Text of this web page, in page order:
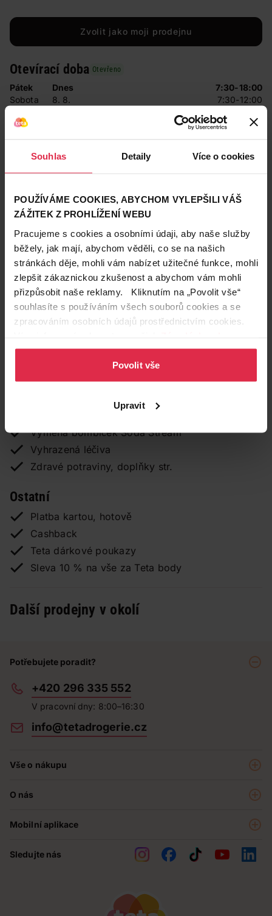
Souhlas Detaily Více o cookies
POUŽÍVÁME COOKIES, ABYCHOM VYLEPŠILI VÁŠ
ZÁŽITEK Z PROHLÍŽENÍ WEBU
Pracujeme s cookies a osobními údaji, aby naše služby
běžely, jak mají, abychom věděli, co se na našich
stránkách děje, mohli vám nabízet užitečné funkce, mohli
zlepšit zákaznickou zkušenost a abychom vám mohli
přizpůsobit naše reklamy. Kliknutím na „Povolit vše“
souhlasíte s používáním všech souborů cookies a se
zpracováním osobních údajů prostřednictvím cookies.
osobních údajů.
Povolit vše
Upravit
Zvolit jako moji prodejnu
Otevírací doba Otevřeno
Pátek Dnes
7:30-18:00
Sobota
8. 8.
7:30-12:00
Pondělí
7:30-18:00
Čtvrtek
13. 8.
7:30-18:00
Pátek
14. 8.
Neděle
16. 8. Zavřeno
Prodávající
Teta drogerie a lékárny ČR s.r.o.
Kontakty
734 176 084
2084@drogerieteta.cz
Služby na prodejně
Expresní Klikni a vyzvedni
Parkování u prodejny
Výměna bombiček Soda Stream
Vyhrazená léčiva
Zdravé potraviny, doplňky str.
Ostatní
Platba kartou, hotově
Cashback
Teta dárkové poukazy
Sleva 10 % na vše za Teta body
Další prodejny v okolí
Potřebujete poradit?
+420 296 335 552
V pracovní dny: 8:00–16:30
info@tetadrogerie.cz
Vše o nákupu
Prodejny
Obchodní podmínky
O nás
Teta pomáhá
Mobilní aplikace
Sledujte nás